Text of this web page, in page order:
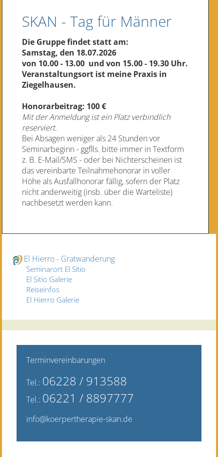
SKAN - Tag für Männer
Die Gruppe findet stattam:
Samstag, den 18.07.2026
von 10.00 - 13.00 und von 15.00 - 19.30 Uhr.
Veranstaltungsort ist meine Praxis in
Ziegelhausen.
Honorarbeitrag: 100 €
Mit der Anmeldung ist ein Platz verbindlich
reserviert.
Bei Absagen weniger als 24 Stunden vor
Seminarbeginn - ggflls. bitte immer in Textform
z. B. E-Mail/SMS - oder bei Nichterscheinen ist
das vereinbarte Teilnahmehonorar in voller
Höhe als Ausfallhonorar fällig, sofern der Platz
nicht anderweitig (insb. über die Warteliste)
nachbesetzt werden kann.
El Hierro - Gratwanderung
Seminarort El Sitio
El Sitio Galerie
Reiseinfos
El Hierro Galerie
Terminvereinbarungen
Tel.: 06228 / 913588
Tel.: 06221 / 8897777
info@koerpertherapie-skan.de